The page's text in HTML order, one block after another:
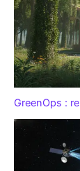
GreenOps :